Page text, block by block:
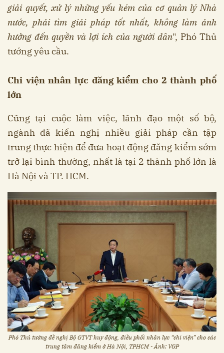
giải quyết, xử lý những yếu kém của cơ quản lý Nhà
nước, phải tìm giải pháp tốt nhất, không làm ảnh
hưởng đến quyền và lợi ích của người dân", Phó Thủ
tướng yêu cầu.
Chi viện nhân lực đăng kiểm cho 2 thành phố
lớn
Cũng tại cuộc làm việc, lãnh đạo một số bộ,
ngành đã kiến nghị nhiều giải pháp cần tập
trung thực hiện để đưa hoạt động đăng kiểm sớm
trở lại bình thường, nhất là tại 2 thành phố lớn là
Hà Nội và TP. HCM.
Phó Thủ tướng đề nghị Bộ GTVT huy động, điều phối nhân lực “chi viện” cho các
trung tâm đăng kiểm ở Hà Nội, TPHCM - Ảnh: VGP